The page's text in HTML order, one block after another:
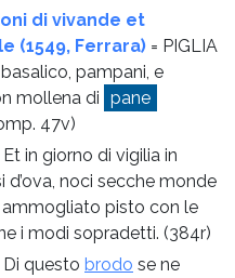
di vivande et
(1549, Ferrara) = PIGLIA
pampani, e
mollena di pane
47v)
Et in giorno di vigilia in
noci secche monde
ammogliato pisto con le
i modi sopradetti. (384r)
Di questo brodo se ne